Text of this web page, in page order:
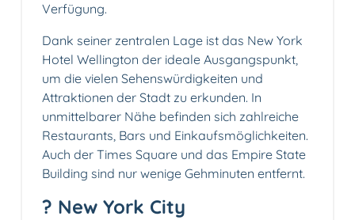
Verfügung.
Dank seiner zentralen Lage ist das New York
Hotel Wellington der ideale Ausgangspunkt,
um die vielen Sehenswürdigkeiten und
Attraktionen der Stadt zu erkunden. In
unmittelbarer Nähe befinden sich zahlreiche
Restaurants, Bars und Einkaufsmöglichkeiten.
Auch der Times Square und das Empire State
Building sind nur wenige Gehminuten entfernt.
? New York City